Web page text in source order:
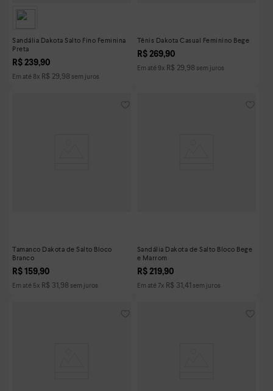
Sandália Dakota Salto Fino Feminina
Preta
R$ 239,90
Em até 8x R$ 29,98 sem juros
Tênis Dakota Casual Feminino Bege
R$ 269,90
Em até 9x R$ 29,98 sem juros
Tamanco Dakota de Salto Bloco
Branco
R$ 159,90
Em até 5x R$ 31,98 sem juros
Sandália Dakota de Salto Bloco Bege
e Marrom
R$ 219,90
Em até 7x R$ 31,41 sem juros